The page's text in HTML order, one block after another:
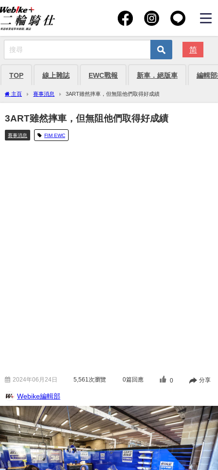
简
TOP 線上雜誌 EWC戰報 新車．絕版車 編輯
主頁 賽事消息 3ART雖然摔車，但無阻他們取得好成績
3ART雖然摔車，但無阻他們取得好成績
賽事消息 FIM EWC
2024年06月24日 5,561 次瀏覽 0篇回應 0 分享
Webike編輯部